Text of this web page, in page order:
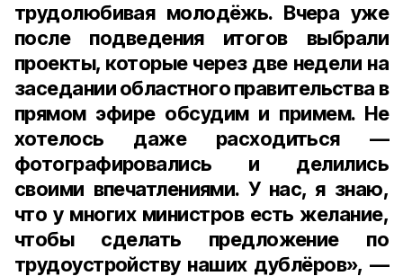
трудолюбивая молодёжь. Вчера уже
после подведения итогов выбрали
проекты, которые через две недели на
заседании областного правительства в
прямом эфире обсудим и примем. Не
хотелось даже расходиться —
фотографировались и делились
своими впечатлениями. У нас, я знаю,
что у многих министров есть желание,
чтобы сделать предложение по
трудоустройству наших дублёров», —